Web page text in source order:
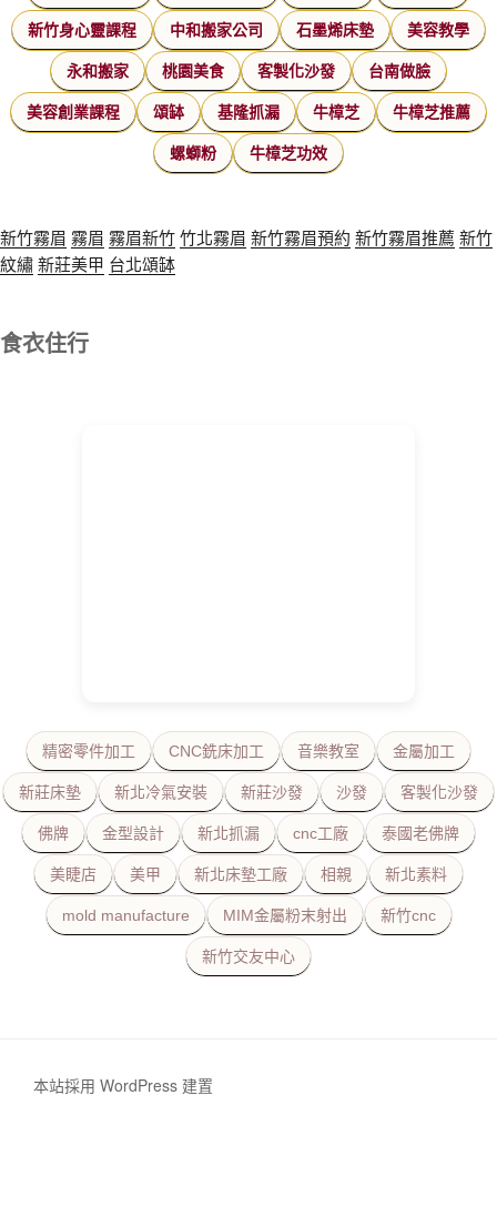
新竹身心靈課程 中和搬家公司 石墨烯床墊 美容教學
永和搬家 桃園美食 客製化沙發 台南做臉
美容創業課程 頌缽 基隆抓漏 牛樟芝 牛樟芝推薦
螺螄粉 牛樟芝功效
新竹霧眉 霧眉 霧眉新竹竹北霧眉 新竹霧眉預約 新竹霧眉推薦 新竹
紋繡新莊美甲 台北頌缽
食衣住行
精密零件加工 CNC銑床加工 音樂教室 金屬加工
新莊床墊 新北冷氣安裝 新莊沙發 沙發 客製化沙發
佛牌 金型設計 新北抓漏 cnc工廠 泰國老佛牌
美睫店 美甲 新北床墊工廠 相親 新北素料
mold manufacture MIM金屬粉末射出 新竹cnc
新竹交友中心
本站採用 WordPress 建置